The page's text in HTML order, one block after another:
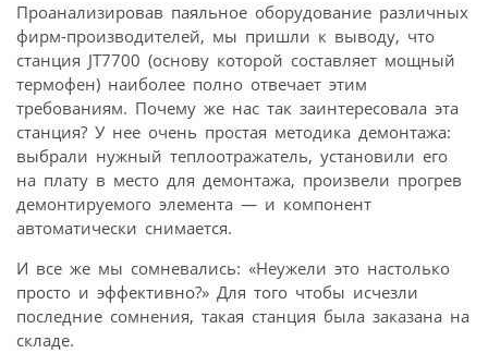
Проанализировав паяльное оборудование различных
фирм-производителей, мы пришли к выводу, что
станция JT7700 (основу которой составляет мощный
термофен) наиболее полно отвечает этим
требованиям. Почему же нас так заинтересовала эта
станция? У нее очень простая методика демонтажа:
выбрали нужный теплоотражатель, установили его
на плату в место для демонтажа, произвели прогрев
демонтируемого элемента — и компонент
автоматически снимается.
И все же мы сомневались: «Неужели это настолько
просто и эффективно?» Для того чтобы исчезли
последние сомнения, такая станция была заказана на
складе.